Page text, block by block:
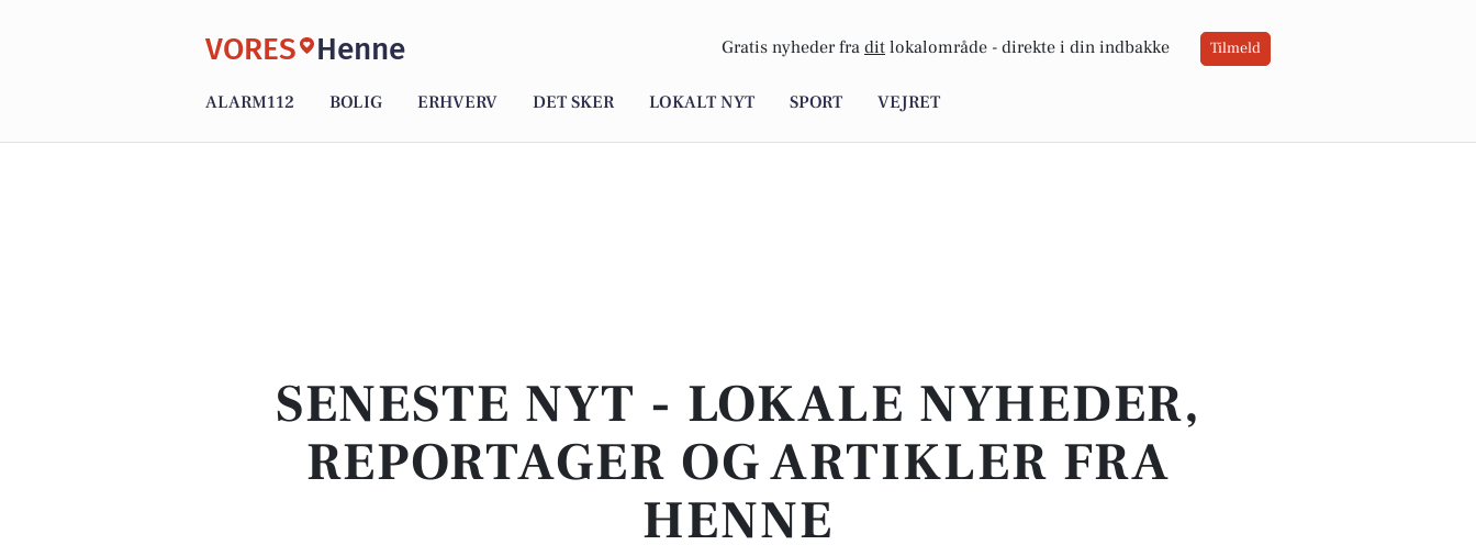
VORES Henne Gratis nyheder fra dit lokalområde - direkte i din indbakke Tilmeld
ALARM112 BOLIG ERHVERV DET SKER LOKALT NYT SPORT VEJRET
SENESTE NYT - LOKALE NYHEDER,
REPORTAGER OG ARTIKLER FRA
HENNE